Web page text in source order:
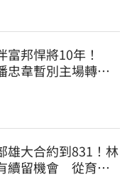
富邦悍將10年！
忠韋暫別主場轉
雄大合約到831！林
續留機會 從育成